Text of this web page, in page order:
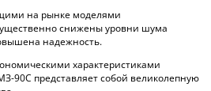
на рынке моделями
снижены уровни шума
надежность.
характеристиками
90С представляет собой великолепную